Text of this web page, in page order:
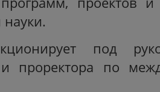
под
и проректора по